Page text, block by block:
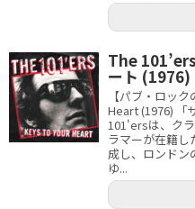
The
ート (1976)
【パブ・ロッ
Heart (1976) 「
101'ersは、ク
ラマーが在籍し
成し、ロンドン
ゆ...